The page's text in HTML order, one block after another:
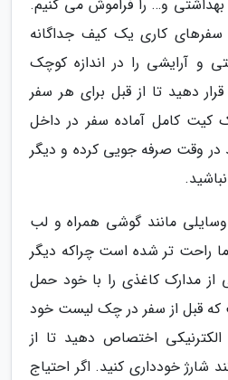
و… را فراموش می کنیم.
کاری یک کیف جداگانه
و آرایشی را در اندازه کوچک
دهید تا از قبل برای هر سفر
کیت کامل آماده سفر در داخل
در وقت صرفه جویی کرده و دیگر
مانند گوشی همراه و لب
راحت تر شده است چراکه دیگر
از مدارک کاغذی را با خود حمل
که قبل از سفر در چک لیست خود
اختصاص دهید تا از
شارژ خودداری کنید. اگر احتیاج